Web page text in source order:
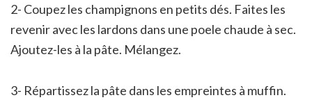
2- Coupez les champignons en petits dés. Faites les
revenir avec les lardons dans une poele chaude à sec.
Ajoutez-les à la pâte. Mélangez.
3- Répartissez la pâte dans les empreintes à muffin.